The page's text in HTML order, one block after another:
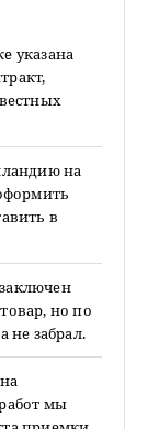
указана
на
в
но по
не забрал.
мы